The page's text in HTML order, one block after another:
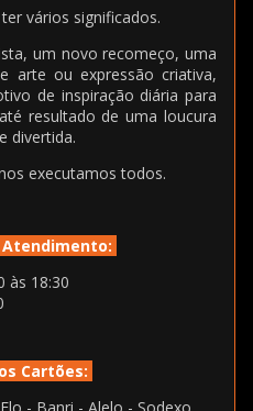
vários significados.
um novo recomeço, uma
arte ou expressão criativa,
de inspiração diária para
resultado de uma loucura
divertida.
executamos todos.
às 18:30
Cartões:
- Banri - Alelo - Sodexo